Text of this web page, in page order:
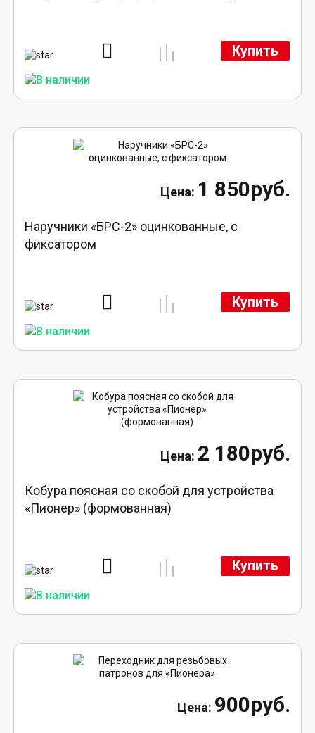
Купить
1 850руб.
Наручники «БРС-2» оцинкованные, с
фиксатором
Купить
2 180руб.
Кобура поясная со скобой для устройства
«Пионер» (формованная)
Купить
900руб.